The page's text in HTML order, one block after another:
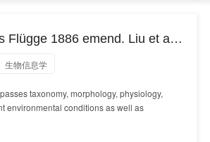
Flügge 1886 emend. Liu et al.
生物信息学
taxonomy, morphology, physiology,
environmental conditions as well as